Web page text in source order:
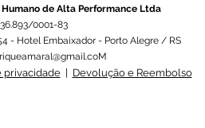
de Alta Performance Ltda
0001-83
- Hotel Embaixador - Porto Alegre / RS
privacidade| Devolução e Reembolso